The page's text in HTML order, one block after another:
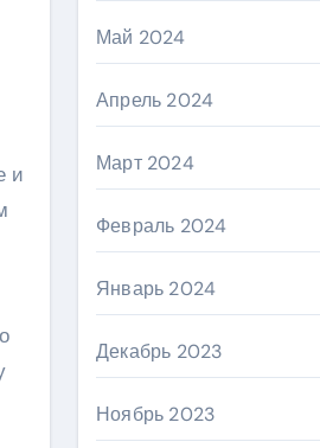
и
Май 2024
Апрель 2024
Март 2024
Февраль 2024
Январь 2024
Декабрь 2023
Ноябрь 2023